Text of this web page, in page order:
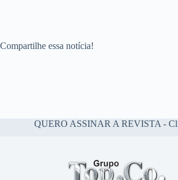
Compartilhe essa notícia!
QUERO ASSINAR A REVISTA -